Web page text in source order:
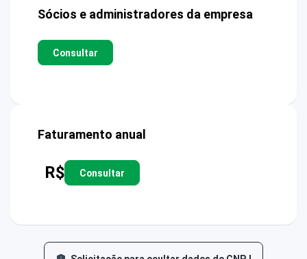
Sócios e administradores da empresa
Consultar
Faturamento anual
R$ Consultar